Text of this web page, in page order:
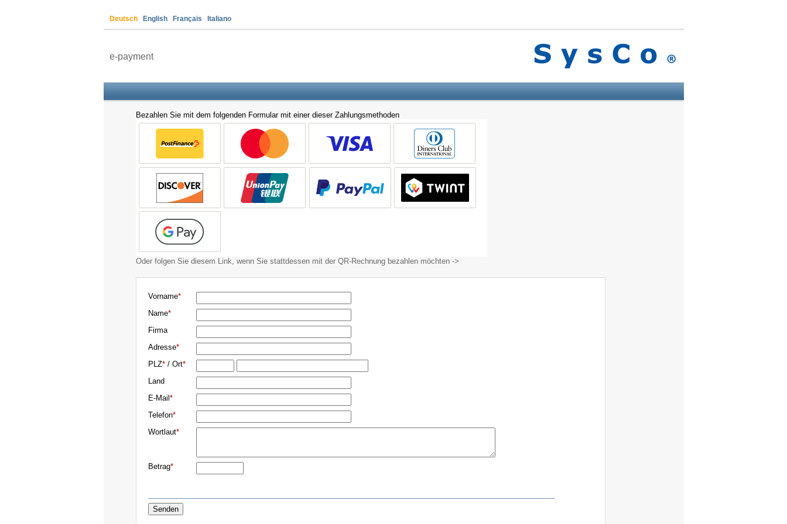
Deutsch English Français Italiano
e-payment
Bezahlen Sie mit dem folgenden Formular mit einer dieser Zahlungsmethoden
Oder folgen Sie diesem Link, wenn Sie stattdessen mit der QR-Rechnung bezahlen möchten ->
Vorname*
Name*
Firma
Adresse*
PLZ*/ Ort*
Land
E-Mail *
Telefon*
Wortlaut*
Betrag*